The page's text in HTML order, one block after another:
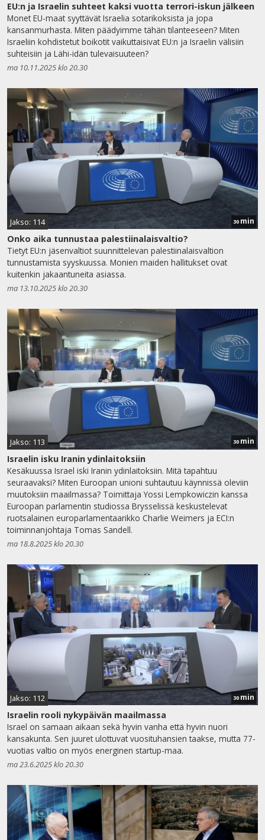
EU:n ja Israelin suhteet kaksi vuotta terrori-iskun jälkeen
Monet EU-maat syyttävät Israelia sotarikoksista ja jopa
kansanmurhasta. Miten päädyimme tähän tilanteeseen? Miten
Israeliin kohdistetut boikotit vaikuttaisivat EU:n ja Israelin välisiin
suhteisiin ja Lähi-idän tulevaisuuteen?
ma 10.11.2025 klo 20.30
Jakso: 114 30 min
Onko aika tunnustaa palestiinalaisvaltio?
Tietyt EU:n jäsenvaltiot suunnittelevan palestiinalaisvaltion
tunnustamista syyskuussa. Monien maiden hallitukset ovat
kuitenkin jakaantuneita asiassa.
ma 13.10.2025 klo 20.30
Jakso: 113 30 min
Israelin isku Iranin ydinlaitoksiin
Kesäkuussa Israel iski Iranin ydinlaitoksiin. Mitä tapahtuu
seuraavaksi? Miten Euroopan unioni suhtautuu käynnissä oleviin
muutoksiin maailmassa? Toimittaja Yossi Lempkowiczin kanssa
Euroopan parlamentin studiossa Brysselissä keskustelevat
ruotsalainen europarlamentaarikko Charlie Weimers ja ECI:n
toiminnanjohtaja Tomas Sandell.
ma 18.8.2025 klo 20.30
Jakso: 112 30 min
Israelin rooli nykypäivän maailmassa
Israel on samaan aikaan sekä hyvin vanha että hyvin nuori
kansakunta. Sen juuret ulottuvat vuosituhansien taakse, mutta 77-
vuotias valtio on myös energinen startup-maa.
ma 23.6.2025 klo 20.30